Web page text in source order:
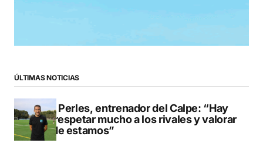
ÚLTIMAS NOTICIAS
Pere Perles, entrenador del Calpe: “Hay
que respetar mucho a los rivales y valorar
dónde estamos”